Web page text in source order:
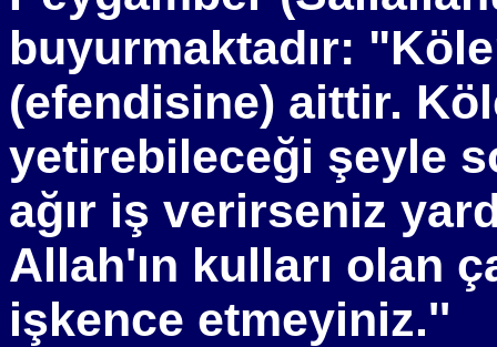
buyurmaktadır:
(efendisine) aittir.
yetirebileceği şeyle
ağır iş verirseniz
Allah'ın kulları olan
işkence etmeyiniz.''